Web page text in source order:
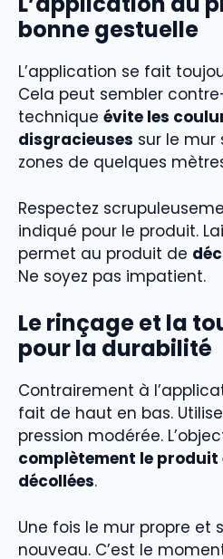
bonne gestuelle
L’application se fait
Cela peut sembler
technique évite les
disgracieuses sur le mur
zones de quelques
Respectez
indiqué pour le produit.
permet au produit de
Ne soyez pas impatient.
Le rinçage et la
pour la durabilité
Contrairement à
fait de haut en bas.
pression modérée.
complètement le produit
décollées.
Une fois le mur propre et
nouveau. C’est le